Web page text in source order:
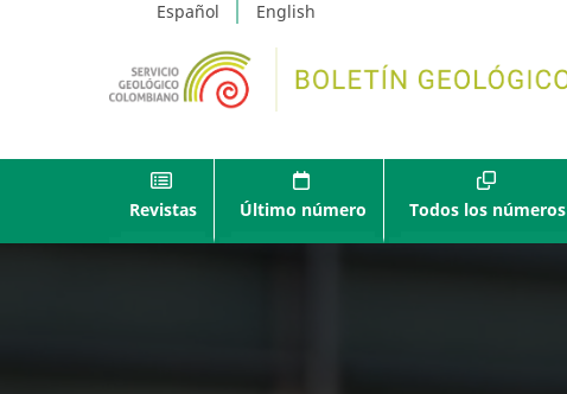
Español English
Revistas Último número Todos los números